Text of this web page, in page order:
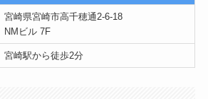
宮崎県宮崎市高千穂通2-6-18
NMビル 7F
宮崎駅から徒歩2分